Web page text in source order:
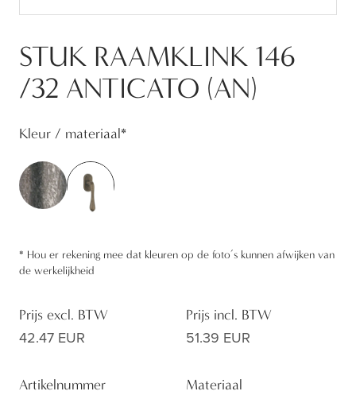
STUK RAAMKLINK 146
/32 ANTICATO (AN)
Kleur / materiaal*
* Hou er rekening mee dat kleuren op de foto’s kunnen afwijken van
de werkelijkheid
Prijs excl. BTW
42.47 EUR
Prijs incl. BTW
51.39 EUR
Artikelnummer Materiaal